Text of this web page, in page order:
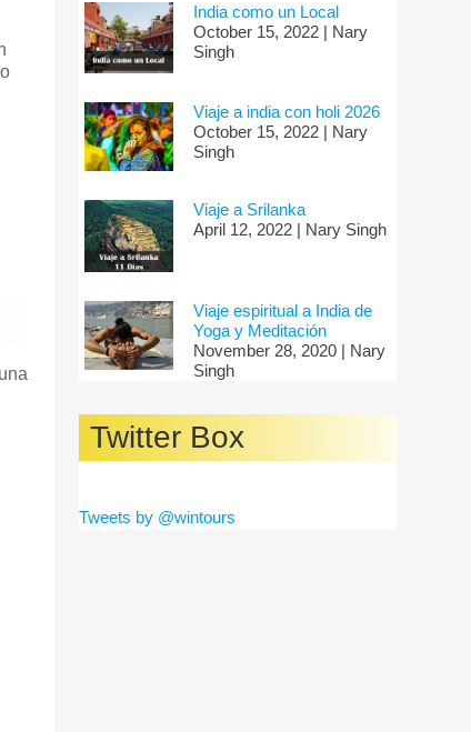
India como un Local
October 15, 2022 | Nary
Singh
Viaje a india con holi 2026
October 15, 2022 | Nary
Singh
Viaje a Srilanka
April 12, 2022 | Nary Singh
Viaje espiritual a India de
Yoga y Meditación
November 28, 2020 | Nary
Singh
Twitter Box
Tweets by @wintours